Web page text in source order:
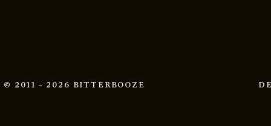
© 2011 - 2026 BITTERBOOZE